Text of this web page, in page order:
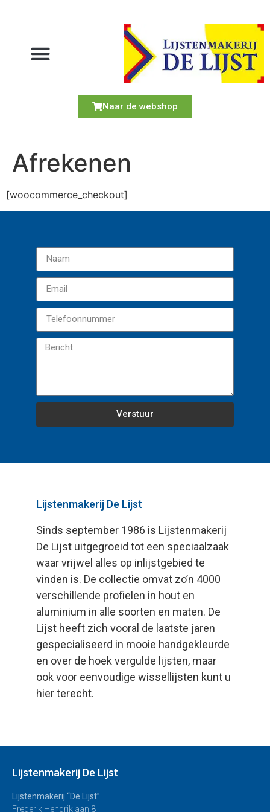
Naar de webshop
Afrekenen
[woocommerce_checkout]
Verstuur
Lijstenmakerij De Lijst
Sinds september 1986 is Lijstenmakerij
De Lijst uitgegroeid tot een speciaalzaak
waar vrijwel alles op inlijstgebied te
vinden is. De collectie omvat zo’n 4000
verschillende profielen in hout en
aluminium in alle soorten en maten. De
Lijst heeft zich vooral de laatste jaren
gespecialiseerd in mooie handgekleurde
en over de hoek vergulde lijsten, maar
ook voor eenvoudige wissellijsten kunt u
hier terecht.
Lijstenmakerij De Lijst
Lijstenmakerij “De Lijst”
Frederik Hendriklaan 8